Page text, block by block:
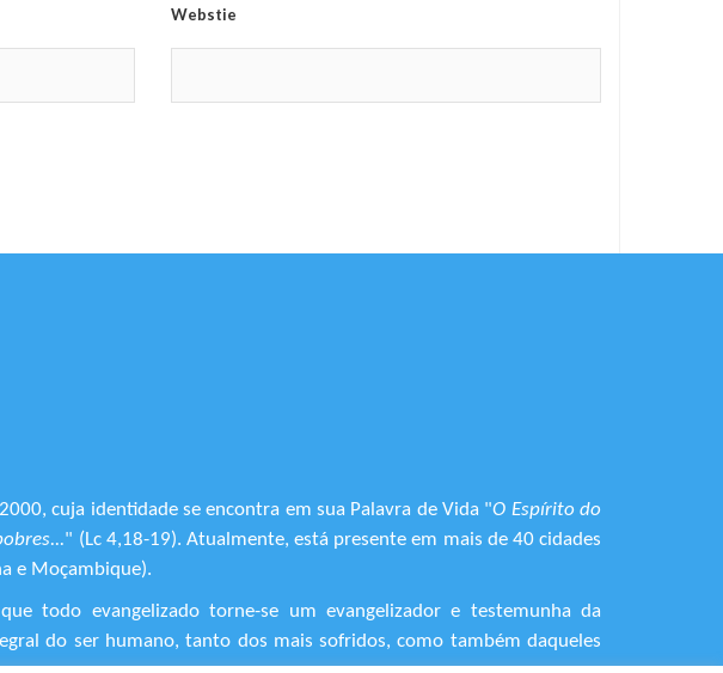
Webstie
cuja identidade se encontra em sua Palavra de Vida "O Espírito do
" (Lc 4,18-19). Atualmente, está presente em mais de 40 cidades
e Moçambique).
todo evangelizado torne-se um evangelizador e testemunha da
do ser humano, tanto dos mais sofridos, como também daqueles